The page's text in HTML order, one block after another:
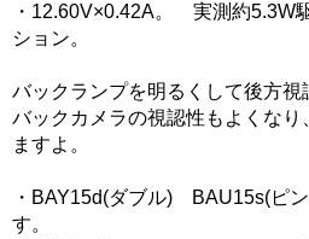
・12.60V×0.42A。 実測約5.3W
ション。
バックランプを明るくして後方視
バックカメラの視認性もよくなり
ますよ。
・BAY15d(ダブル) BAU15s(ピ
す。